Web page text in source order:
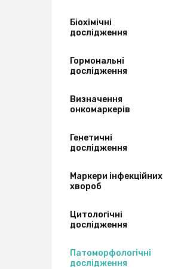
Біохімічні
дослідження
Гормональні
дослідження
Визначення
онкомаркерів
Генетичні
дослідження
Маркери інфекційних
хвороб
Цитологічні
дослідження
Патоморфологічні
дослідження